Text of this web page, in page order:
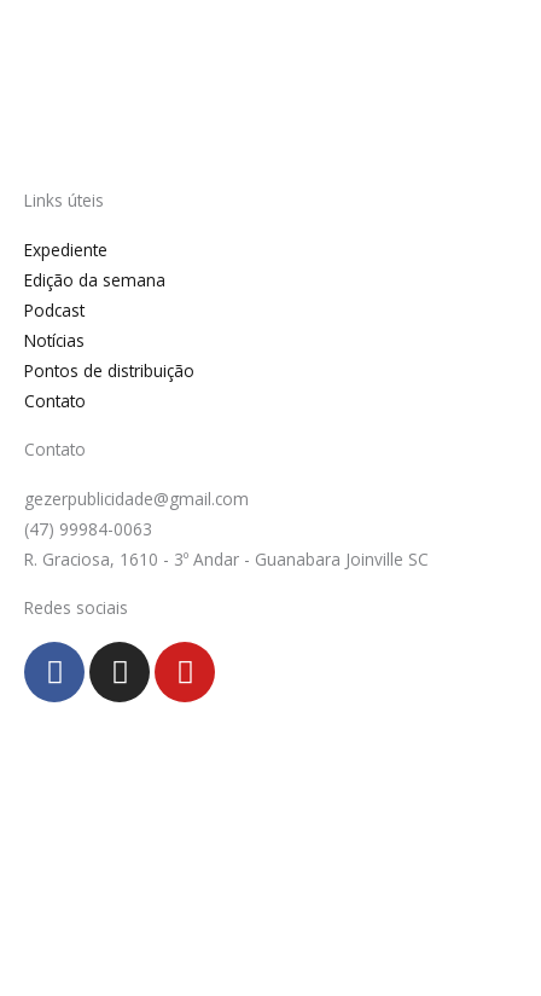
Links úteis
Expediente
Edição da semana
Podcast
Notícias
Pontos de distribuição
Contato
Contato
gezerpublicidade@gmail.com
(47) 99984-0063
R. Graciosa, 1610 - 3º Andar - Guanabara Joinville SC
Redes sociais
F
a
c
I
n
s
Y
o
u